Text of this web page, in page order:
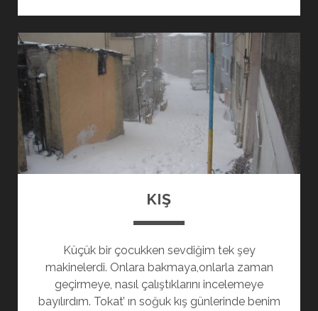
KIŞ
Küçük bir çocukken sevdiğim tek şey
makinelerdi. Onlara bakmaya,onlarla zaman
geçirmeye, nasıl çalıştıklarını incelemeye
bayılırdım. Tokat’ ın soğuk kış günlerinde benim